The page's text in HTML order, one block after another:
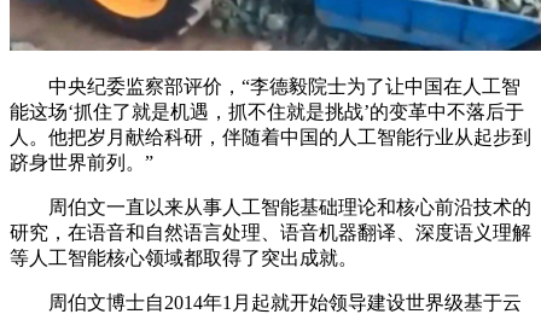
中央纪委监察部评价，“李德毅院士为了让中国在人工智
能这场‘抓住了就是机遇，抓不住就是挑战’的变革中不落后于
人。他把岁月献给科研，伴随着中国的人工智能行业从起步到
跻身世界前列。”
周伯文一直以来从事人工智能基础理论和核心前沿技术的
研究，在语音和自然语言处理、语音机器翻译、深度语义理解
等人工智能核心领域都取得了突出成就。
周伯文博士自2014年1月起就开始领导建设世界级基于云